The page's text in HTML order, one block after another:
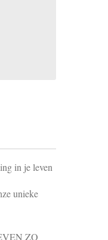
in je leven
unieke
ZO